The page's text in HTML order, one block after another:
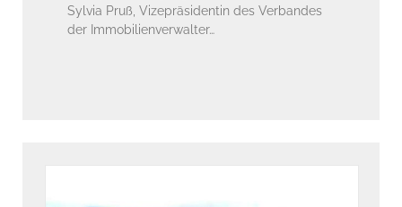
Sylvia Pruß, Vizepräsidentin des Verbandes
der Immobilienverwalter…